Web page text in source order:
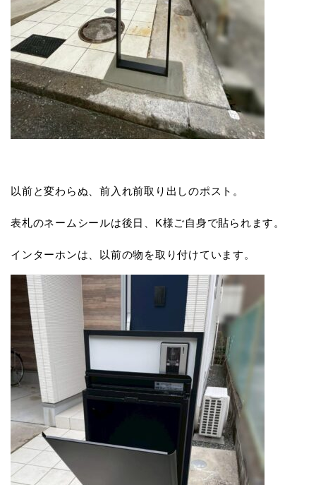
以前と変わらぬ、前入れ前取り出しのポスト。
表札のネームシールは後日、K様ご自身で貼られます。
インターホンは、以前の物を取り付けています。